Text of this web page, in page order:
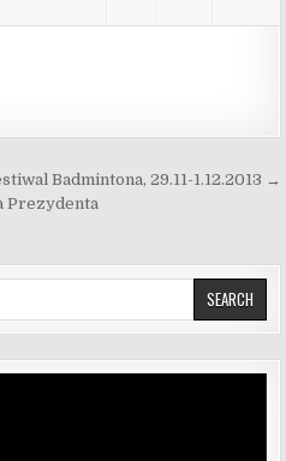
Badmintona, 29.11-1.12.2013 →
Prezydenta